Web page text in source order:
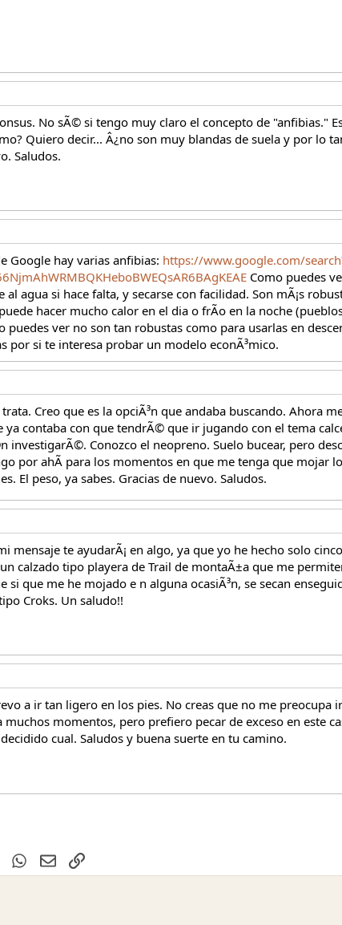
No sÃ© si tengo muy claro el concepto de "anfibias."
Quiero decir... Â¿no son muy blandas de suela y por lo
Saludos.
Google hay varias anfibias: https://www.google.com/
Como puedes
agua si hace falta, y secarse con facilidad. Son mÃ¡s
hacer mucho calor en el dia o frÃo en la noche
puedes ver no son tan robustas como para usarlas en
por si te interesa probar un modelo econÃ³mico.
Creo que es la opciÃ³n que andaba buscando. Ahora
ya contaba con que tendrÃ© que ir jugando con el tema
investigarÃ©. Conozco el neopreno. Suelo bucear, pero
por ahÃ para los momentos en que me tenga que mojar
El peso, ya sabes. Gracias de nuevo. Saludos.
mensaje te ayudarÃ¡ en algo, ya que yo he hecho solo
calzado tipo playera de Trail de montaÃ±a que me
si que me he mojado e n alguna ocasiÃ³n, se secan
Croks. Un saludo!!
a ir tan ligero en los pies. No creas que no me
momentos, pero prefiero pecar de exceso en este
cual. Saludos y buena suerte en tu camino.
Tumblr WhatsApp
EmailEnlace